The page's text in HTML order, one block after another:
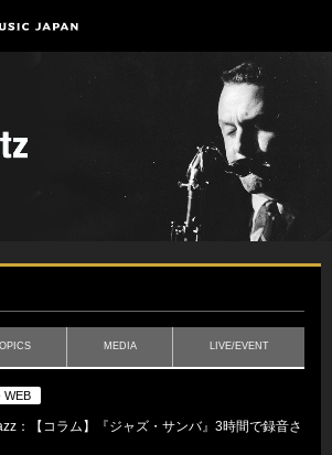
MEDIA LIVE/EVENT
WEB
：【コラム】『ジャズ・サンバ』3時間で録音さ